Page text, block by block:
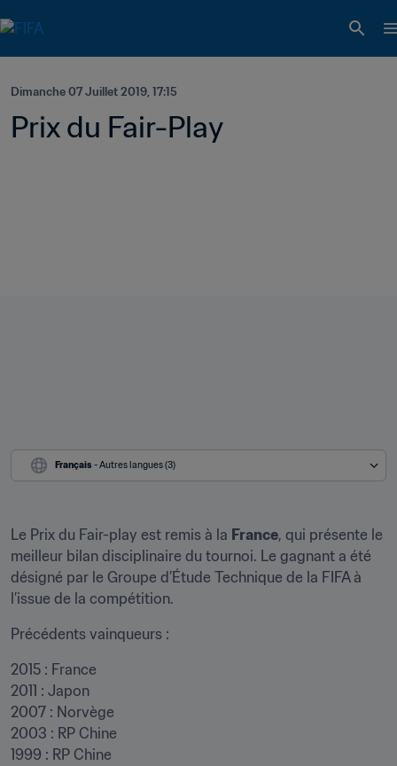
Dimanche 07 Juillet 2019, 17:15
Prix du Fair-Play
Français - Autres langues (3)
Le Prix du Fair-play est remis à la France, qui présente le
meilleur bilan disciplinaire du tournoi. Le gagnant a été
désigné par le Groupe d’Étude Technique de la FIFA à
l’issue de la compétition.
Précédents vainqueurs :
2015 : France
2011 : Japon
2007 : Norvège
2003 : RP Chine
1999 : RP Chine